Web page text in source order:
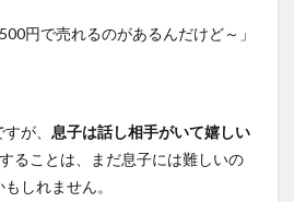
円で売れるのがあるんだけど～」
が、 息子は話し相手がいて嬉しい
ることは、まだ息子には難しいの
しれません。